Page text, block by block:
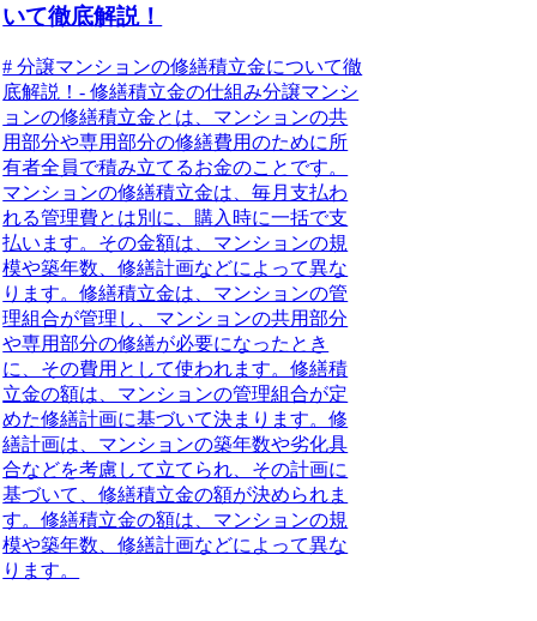
いて徹底解説！
# 分譲マンションの修繕積立金について徹
底解説！- 修繕積立金の仕組み分譲マンシ
ョンの修繕積立金とは、マンションの共
用部分や専用部分の修繕費用のために所
有者全員で積み立てるお金のことです。
マンションの修繕積立金は、毎月支払わ
れる管理費とは別に、購入時に一括で支
払います。その金額は、マンションの規
模や築年数、修繕計画などによって異な
ります。修繕積立金は、マンションの管
理組合が管理し、マンションの共用部分
や専用部分の修繕が必要になったとき
に、その費用として使われます。修繕積
立金の額は、マンションの管理組合が定
めた修繕計画に基づいて決まります。修
繕計画は、マンションの築年数や劣化具
合などを考慮して立てられ、その計画に
基づいて、修繕積立金の額が決められま
す。修繕積立金の額は、マンションの規
模や築年数、修繕計画などによって異な
ります。